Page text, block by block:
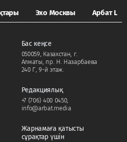
Эхо Москвы Арбат LIFE
Бас кеңсе
050059, Казахстан, г.
Алматы, пр. Н. Назарбаева
240 Г, 9-й этаж.
Редакциялық
+7 (706) 400 0450,
info@arbat.media
Жарнамаға қатысты
сұрақтар үшін